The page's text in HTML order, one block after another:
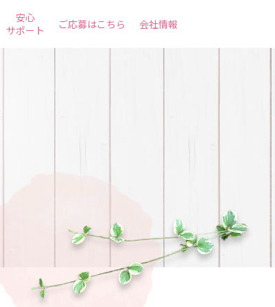
安心
サポート
ご応募はこちら 会社情報